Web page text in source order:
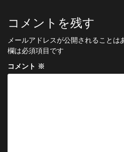
ビ
ゲ
ー
シ
コメントを残す
メールアドレスが公開されることは
欄は必須項目です
コメント ※